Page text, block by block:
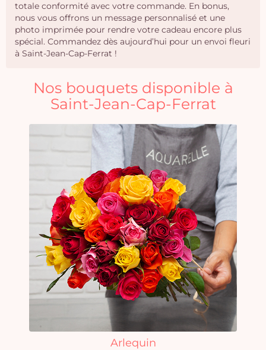
totale conformité avec votre commande. En bonus,
nous vous offrons un message personnalisé et une
photo imprimée pour rendre votre cadeau encore plus
spécial. Commandez dès aujourd’hui pour un envoi fleuri
à Saint-Jean-Cap-Ferrat !
Nos bouquets disponible à
Saint-Jean-Cap-Ferrat
Arlequin